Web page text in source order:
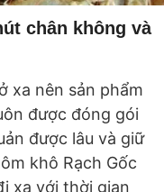
chân không và
xa nên sản phẩm
được đóng gói
được lâu và giữ
khô Rạch Gốc
xa với thời gian